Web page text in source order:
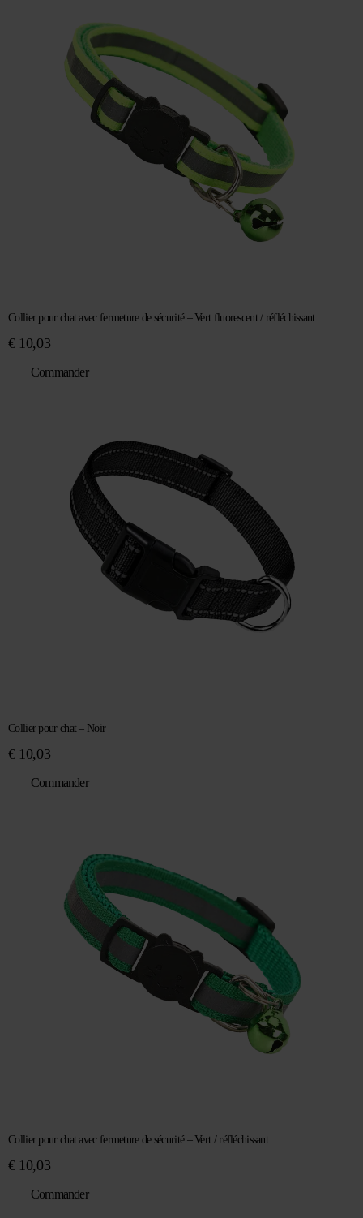
Collier pour chat avec fermeture de sécurité – Vert fluorescent / réfléchissant
€10,03
Commander
Collier pour chat – Noir
€10,03
Commander
Collier pour chat avec fermeture de sécurité – Vert / réfléchissant
€10,03
Commander